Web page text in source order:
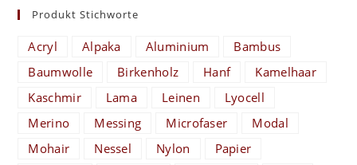
Produkt Stichworte
Acryl Alpaka Aluminium
Bambus
Baumwolle
Birkenholz Hanf
Kamelhaar
Kaschmir
Lama Leinen
Lyocell
Merino
Messing Microfaser
Modal
Mohair
Nessel Nylon
Papier